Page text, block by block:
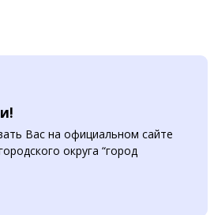
Вас на официальном сайте
округа “город